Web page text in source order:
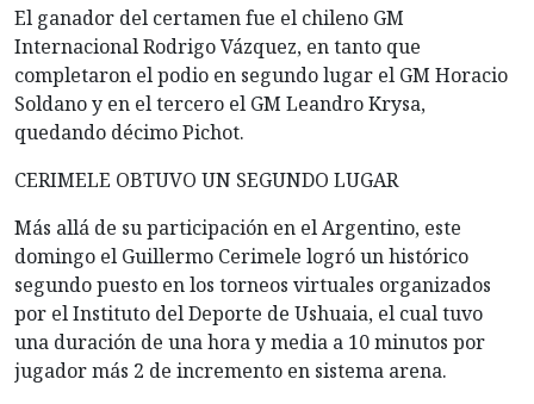
El ganador del certamen fue el chileno GM
Internacional Rodrigo Vázquez, en tanto que
completaron el podio en segundo lugar el GM Horacio
Soldano y en el tercero el GM Leandro Krysa,
quedando décimo Pichot.
CERIMELE OBTUVO UN SEGUNDO LUGAR
Más allá de su participación en el Argentino, este
domingo el Guillermo Cerimele logró un histórico
segundo puesto en los torneos virtuales organizados
por el Instituto del Deporte de Ushuaia, el cual tuvo
una duración de una hora y media a 10 minutos por
jugador más 2 de incremento en sistema arena.